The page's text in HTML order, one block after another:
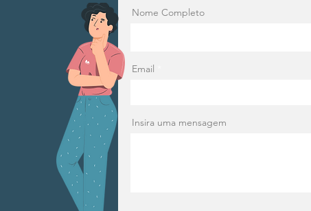
Nome Completo
Email
Insira uma mensagem